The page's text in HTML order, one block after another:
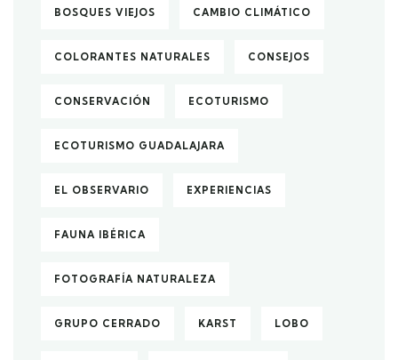
BOSQUES VIEJOS CAMBIO CLIMÁTICO
COLORANTES NATURALES CONSEJOS
CONSERVACIÓN ECOTURISMO
ECOTURISMO GUADALAJARA
EL OBSERVARIO EXPERIENCIAS
FAUNA IBÉRICA
FOTOGRAFÍA NATURALEZA
GRUPO CERRADO KARST LOBO